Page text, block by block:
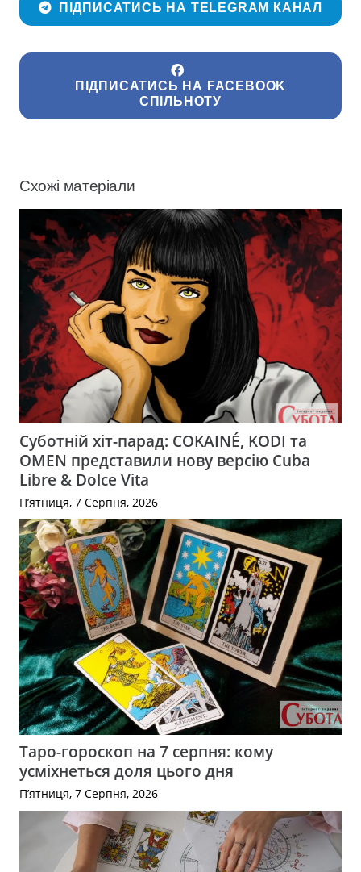
ПІДПИСАТИСЬ НА TELEGRAM КАНАЛ
ПІДПИСАТИСЬ НА FACEBOOK
СПІЛЬНОТУ
Схожі матеріали
Суботній хіт-парад: COKAINÉ, KODI та
OMEN представили нову версію Cuba
Libre & Dolce Vita
П’ятниця, 7 Серпня, 2026
Таро-гороскоп на 7 серпня: кому
усміхнеться доля цього дня
П’ятниця, 7 Серпня, 2026